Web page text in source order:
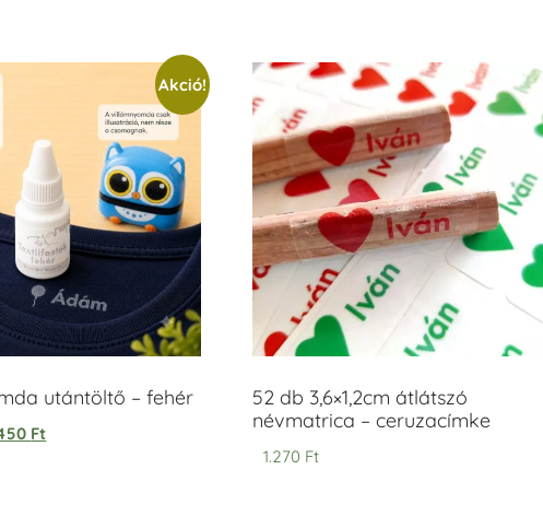
Akció!
utántöltő – fehér
Ft
52 db 3,6×1,2cm átlátszó
névmatrica – ceruzacímke
1.270 Ft